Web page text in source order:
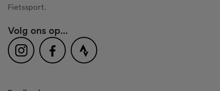
Fietssport.
Volg ons op...